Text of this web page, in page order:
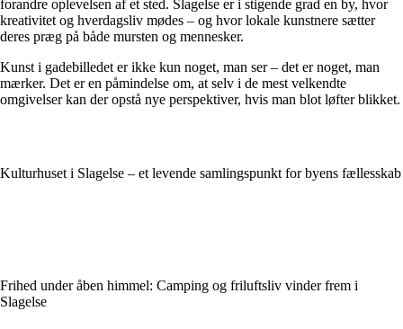
forandre oplevelsen af et sted. Slagelse er i stigende grad en by, hvor
kreativitet og hverdagsliv mødes – og hvor lokale kunstnere sætter
deres præg på både mursten og mennesker.
Kunst i gadebilledet er ikke kun noget, man ser – det er noget, man
mærker. Det er en påmindelse om, at selv i de mest velkendte
omgivelser kan der opstå nye perspektiver, hvis man blot løfter blikket.
Kulturhuset i Slagelse – et levende samlingspunkt for byens fællesskab
Frihed under åben himmel: Camping og friluftsliv vinder frem i
Slagelse